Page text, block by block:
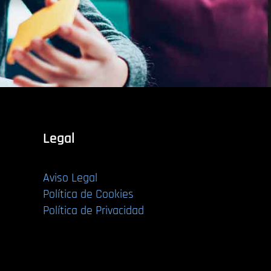
Legal
Aviso Legal
Política de Cookies
Política de Privacidad